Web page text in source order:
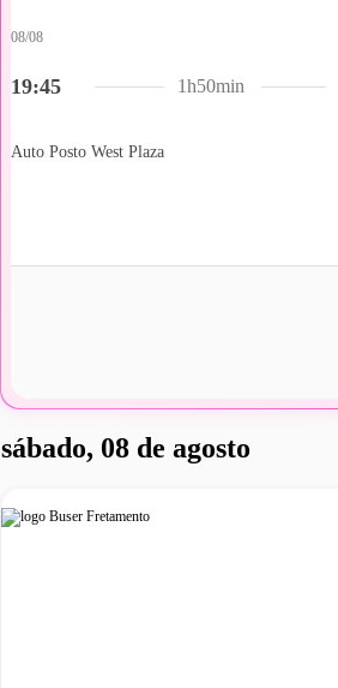
19:45
08/08
Auto Posto West Plaza
1h50min
sábado, 08 de agosto